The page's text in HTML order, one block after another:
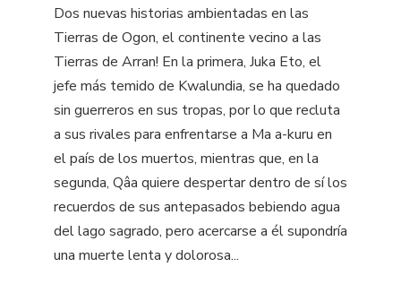
Dos nuevas historias ambientadas en las
Tierras de Ogon, el continente vecino a las
Tierras de Arran! En la primera, Juka Eto, el
jefe más temido de Kwalundia, se ha quedado
sin guerreros en sus tropas, por lo que recluta
a sus rivales para enfrentarse a Ma a-kuru en
el país de los muertos, mientras que, en la
segunda, Qâa quiere despertar dentro de sí los
recuerdos de sus antepasados bebiendo agua
del lago sagrado, pero acercarse a él supondría
una muerte lenta y dolorosa...